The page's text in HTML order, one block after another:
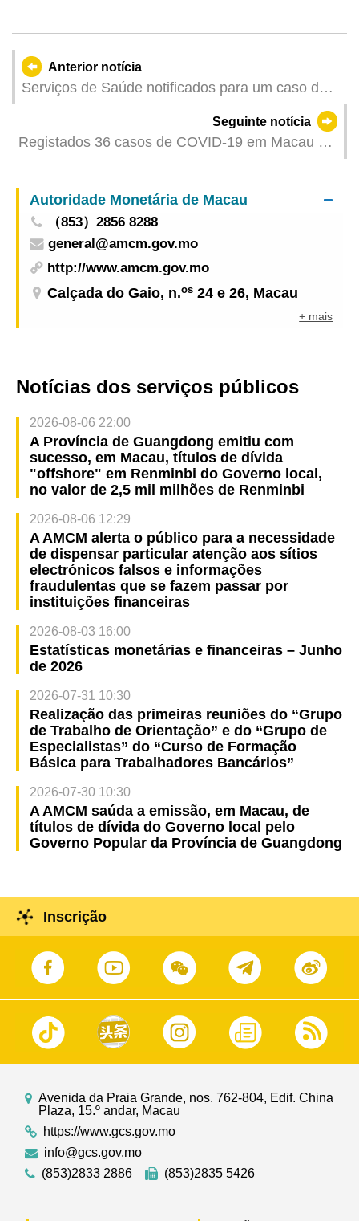
Anterior notícia
Serviços de Saúde notificados para um caso de
Seguinte notícia
Registados 36 casos de COVID-19 em Macau no
Autoridade Monetária de Macau
（853）2856 8288
general@amcm.gov.mo
http://www.amcm.gov.mo
Calçada do Gaio, n.os 24 e 26, Macau
+ mais
Notícias dos serviços públicos
2026-08-06 22:00
A Província de Guangdong emitiu com
sucesso, em Macau, títulos de dívida
"offshore" em Renminbi do Governo local,
no valor de 2,5 mil milhões de Renminbi
2026-08-06 12:29
A AMCM alerta o público para a necessidade
de dispensar particular atenção aos sítios
electrónicos falsos e informações
fraudulentas que se fazem passar por
instituições financeiras
2026-08-03 16:00
Estatísticas monetárias e financeiras – Junho
de 2026
2026-07-31 10:30
Realização das primeiras reuniões do “Grupo
de Trabalho de Orientação” e do “Grupo de
Especialistas” do “Curso de Formação
Básica para Trabalhadores Bancários”
2026-07-30 10:30
A AMCM saúda a emissão, em Macau, de
títulos de dívida do Governo local pelo
Governo Popular da Província de Guangdong
Inscrição
Avenida da Praia Grande, nos. 762-804, Edif. China
Plaza, 15.º andar, Macau
https://www.gcs.gov.mo
info@gcs.gov.mo
(853)2833 2886
(853)2835 5426